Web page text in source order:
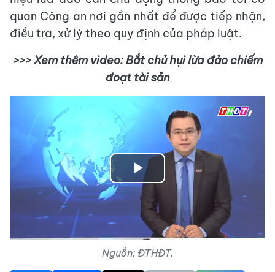
quan Công an nơi gần nhất để được tiếp nhận,
điều tra, xử lý theo quy định của pháp luật.
>>> Xem thêm video: Bắt chủ hụi lừa đảo chiếm
đoạt tài sản
Play
Video
Nguồn: ĐTHĐT.